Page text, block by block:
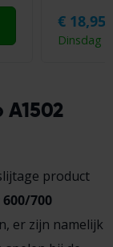
Dinsdag
€18,95
product
700
er zijn namelijk